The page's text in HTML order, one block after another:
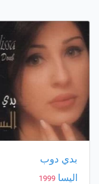
بدي دوب
اليسا 1999